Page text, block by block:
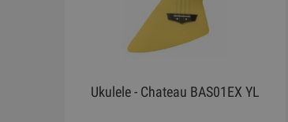
Ukulele - Chateau BAS01EX YL